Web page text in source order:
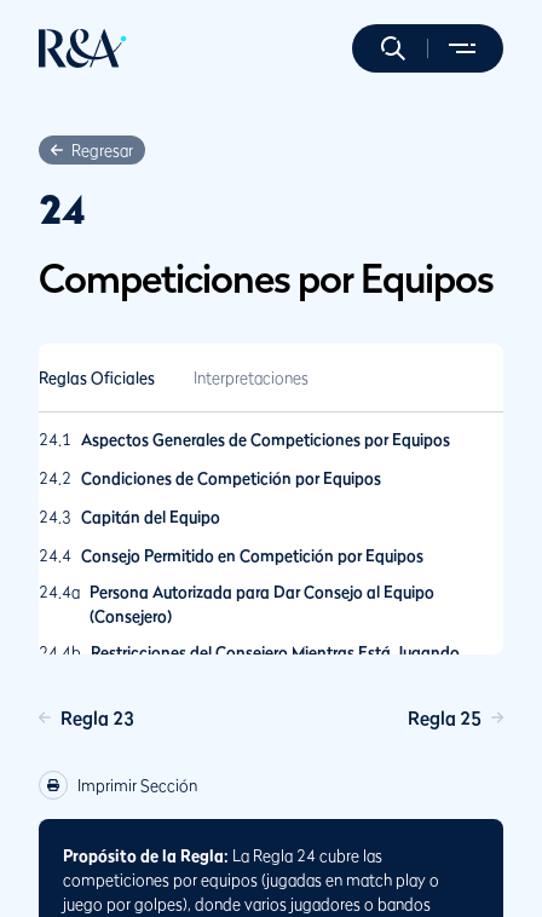
Regresar
24
Competiciones por Equipos
Reglas Oficiales Interpretaciones
24.1
Aspectos Generales de Competiciones por Equipos
24.2 Condiciones de Competición por Equipos
24.3 Capitán del Equipo
24.4 Consejo Permitido en Competición por Equipos
24.4a Persona Autorizada para Dar Consejo al Equipo
(Consejero)
24.4b
Restricciones del Consejero Mientras Está Jugando
Que no Sean Compañeros
Regla 23 Regla 25
Imprimir Sección
Propósito de la Regla: La Regla 24 cubre las
competiciones por equipos (jugadas en match play o
juego por golpes), donde varios jugadores o bandos